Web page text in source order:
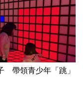
帶領青少年「跳」